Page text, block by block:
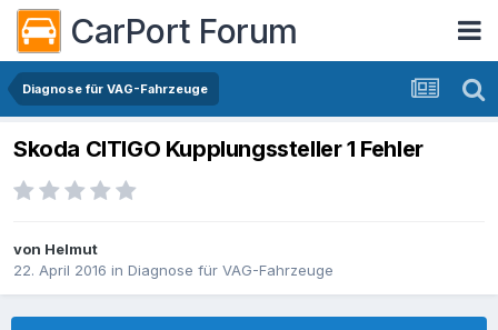
CarPort Forum
Diagnose für VAG-Fahrzeuge
Skoda CITIGO Kupplungssteller 1 Fehler
von Helmut
22. April 2016 in Diagnose für VAG-Fahrzeuge